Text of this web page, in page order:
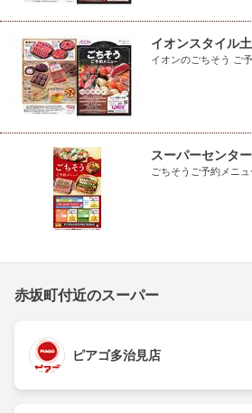
イオンスタイル
イオンのごちそう ご
スーパーセンタ
ごちそうご予約メニ
赤坂町付近のスーパー
ピアゴ多治見店